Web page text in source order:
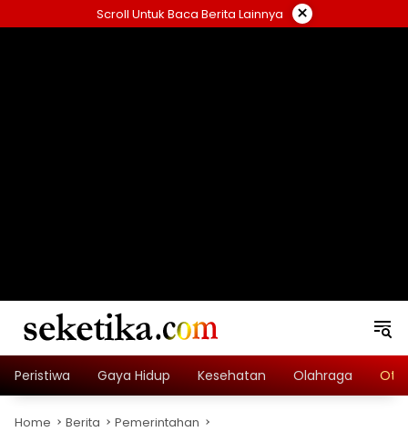
to
Scroll Untuk Baca Berita Lainnya ×
Peristiwa Gaya Hidup Kesehatan Olahraga
Home Berita Pemerintahan